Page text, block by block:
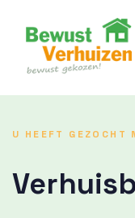
content
U HEEFT GEZOCHT